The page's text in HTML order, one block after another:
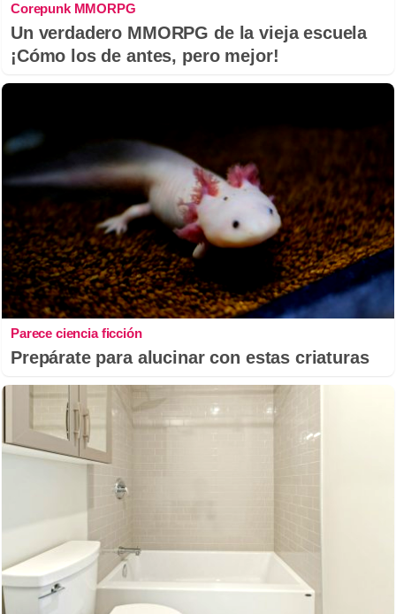
Corepunk MMORPG
Un verdadero MMORPG de la vieja escuela
¡Cómo los de antes, pero mejor!
Parece ciencia ficción
Prepárate para alucinar con estas criaturas